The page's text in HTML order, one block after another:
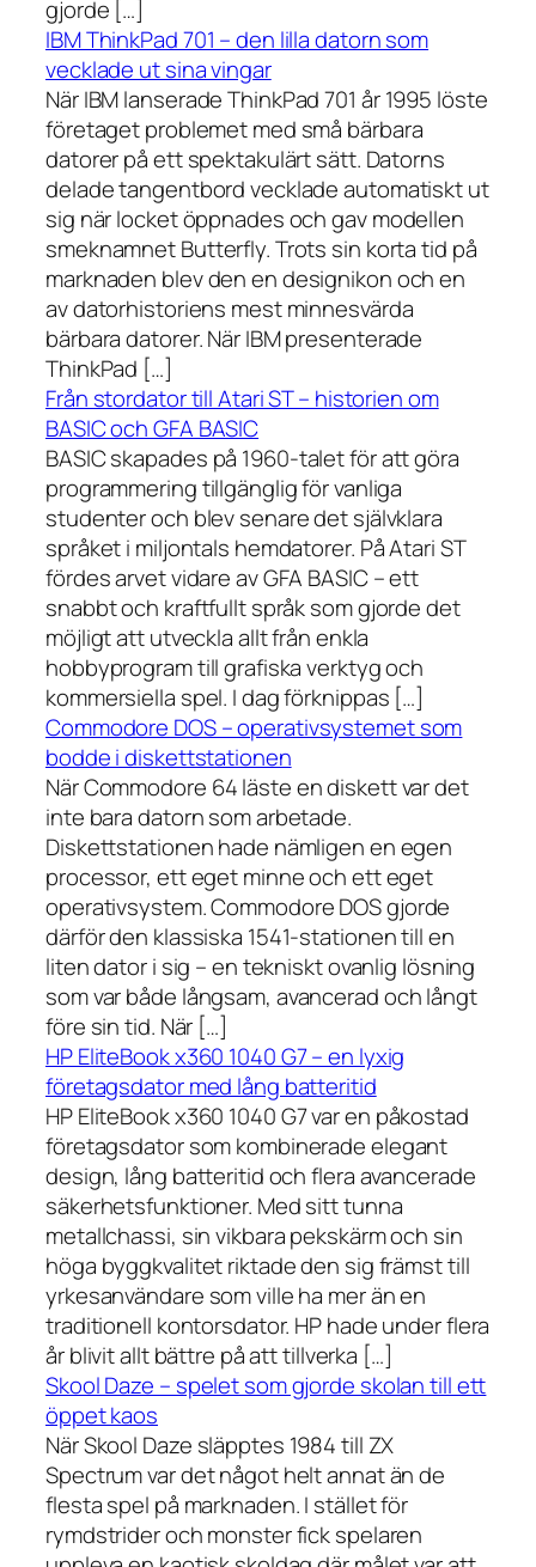
gjorde […]
IBM ThinkPad 701 – den lilla datorn som
vecklade ut sina vingar
När IBM lanserade ThinkPad 701 år 1995 löste
företaget problemet med små bärbara
datorer på ett spektakulärt sätt. Datorns
delade tangentbord vecklade automatiskt ut
sig när locket öppnades och gav modellen
smeknamnet Butterfly. Trots sin korta tid på
marknaden blev den en designikon och en
av datorhistoriens mest minnesvärda
bärbara datorer. När IBM presenterade
ThinkPad […]
Från stordator till Atari ST – historien om
BASIC och GFA BASIC
BASIC skapades på 1960-talet för att göra
programmering tillgänglig för vanliga
studenter och blev senare det självklara
språket i miljontals hemdatorer. På Atari ST
fördes arvet vidare av GFA BASIC – ett
snabbt och kraftfullt språk som gjorde det
möjligt att utveckla allt från enkla
hobbyprogram till grafiska verktyg och
kommersiella spel. I dag förknippas […]
Commodore DOS – operativsystemet som
bodde i diskettstationen
När Commodore 64 läste en diskett var det
inte bara datorn som arbetade.
Diskettstationen hade nämligen en egen
processor, ett eget minne och ett eget
operativsystem. Commodore DOS gjorde
därför den klassiska 1541-stationen till en
liten dator i sig – en tekniskt ovanlig lösning
som var både långsam, avancerad och långt
före sin tid. När […]
HP EliteBook x360 1040 G7 – en lyxig
företagsdator med lång batteritid
HP EliteBook x360 1040 G7 var en påkostad
företagsdator som kombinerade elegant
design, lång batteritid och flera avancerade
säkerhetsfunktioner. Med sitt tunna
metallchassi, sin vikbara pekskärm och sin
höga byggkvalitet riktade den sig främst till
yrkesanvändare som ville ha mer än en
traditionell kontorsdator. HP hade under flera
år blivit allt bättre på att tillverka […]
Skool Daze – spelet som gjorde skolan till ett
öppet kaos
När Skool Daze släpptes 1984 till ZX
Spectrum var det något helt annat än de
flesta spel på marknaden. I stället för
rymdstrider och monster fick spelaren